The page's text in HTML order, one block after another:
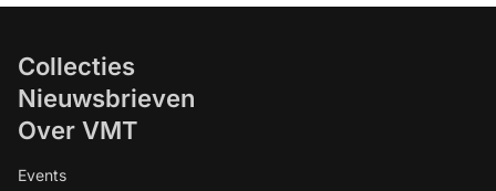
Collecties
Nieuwsbrieven
Over VMT
Events